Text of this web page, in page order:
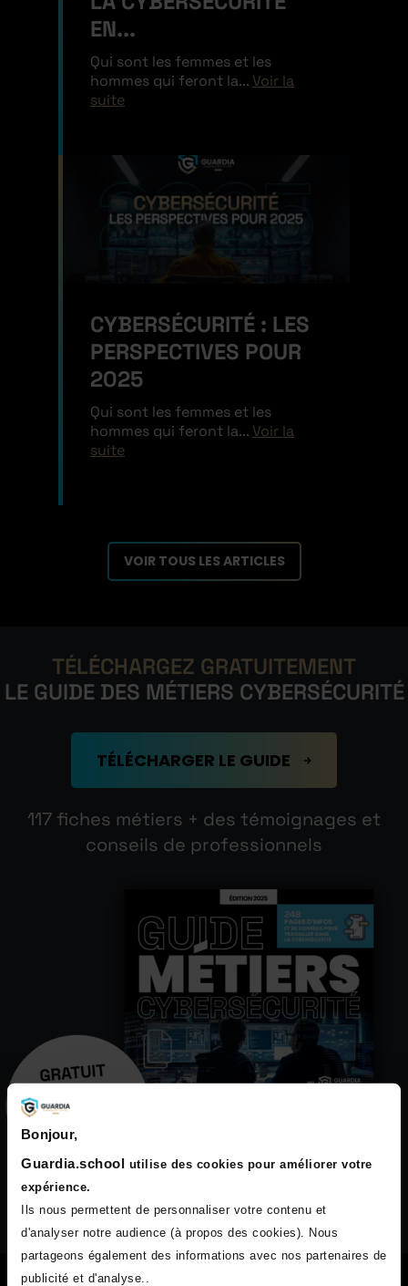
Bonjour,
Guardia.school utilise des cookies pour améliorer votre
expérience.
Ils nous permettent de personnaliser votre contenu et
d'analyser notre audience (à propos des cookies). Nous
partageons également des informations avec nos partenaires de
publicité et d'analyse..
EN...
Qui sont les femmes et les
hommes qui feront la... Voir la
suite
CYBERSÉCURITÉ : LES
PERSPECTIVES POUR
2025
Qui sont les femmes et les
hommes qui feront la... Voir la
suite
VOIR TOUS LES ARTICLES
TÉLÉCHARGEZ GRATUITEMENT
LE GUIDE DES MÉTIERS CYBERSÉCURITÉ
TÉLÉCHARGER LE GUIDE
117 fiches métiers + des témoignages et
conseils de professionnels